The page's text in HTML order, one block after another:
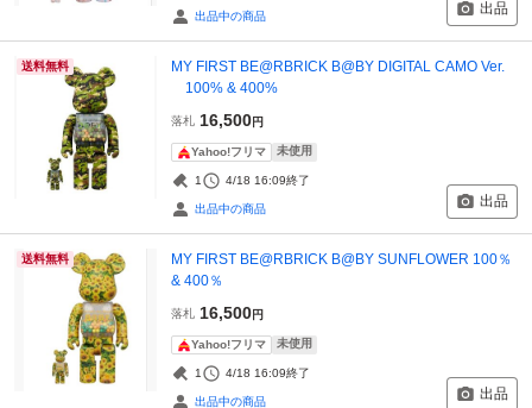
出品中の商品 出品
送料無料
MY FIRST BE@RBRICK B@BY DIGITAL CAMO Ver.
100% & 400%
落札 16,500円
Yahoo!フリマ 未使用
1 4/18 16:09終了
出品中の商品 出品
送料無料
MY FIRST BE@RBRICK B@BY SUNFLOWER 100％
& 400％
落札 16,500円
Yahoo!フリマ 未使用
1 4/18 16:09終了
出品中の商品 出品